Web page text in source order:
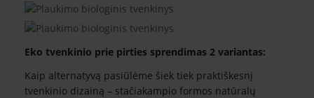
Eko tvenkinio prie pirties sprendimas 2 variantas:
Kaip alternatyvą pasiūlėme šiek tiek praktiškesnį
tvenkinio dizainą – stačiakampio formos natūralų